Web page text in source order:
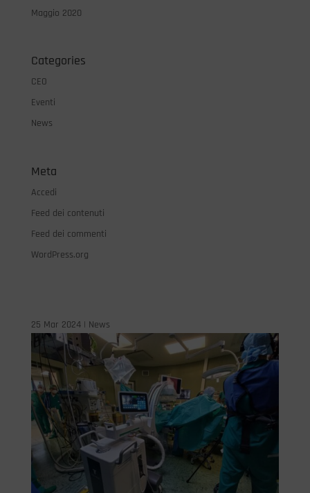
Maggio 2020
Categories
CEO
Eventi
News
Meta
Accedi
Feed dei contenuti
Feed dei commenti
WordPress.org
25 Mar 2024| News